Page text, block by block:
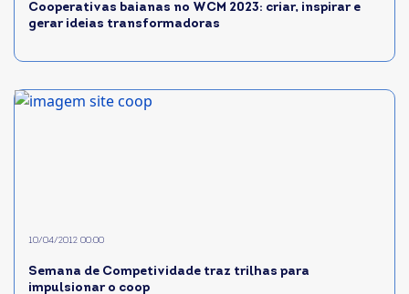
Cooperativas baianas no WCM 2023: criar, inspirar e
gerar ideias transformadoras
Semana de Competividade traz trilhas para
impulsionar o coop
10/04/2012 00:00